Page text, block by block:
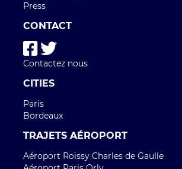
Press
CONTACT
Contactez nous
CITIES
Paris
Bordeaux
TRAJETS AÉROPORT
Aéroport Roissy Charles de Gaulle